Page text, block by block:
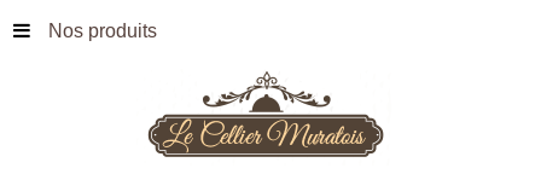
Nos produits